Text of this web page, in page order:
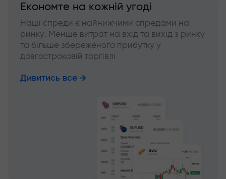
Економте на кожній угоді
Наші спреди є найнижчими спредами на
ринку. Менше витрат на вхід та вихід з ринку
та більше збереженого прибутку у
довгостроковій торгівлі
Дивитись все